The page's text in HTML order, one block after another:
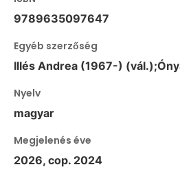
9789635097647
Egyéb szerzőség
Illés Andrea (1967-)
Nyelv
magyar
Megjelenés éve
2026, cop. 2024